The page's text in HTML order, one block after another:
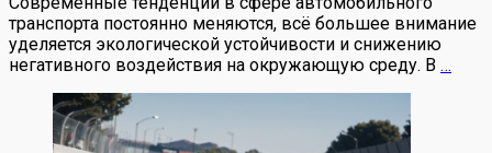
транспорта постоянно меняются, всё большее внимание
уделяется экологической устойчивости и снижению
негативного воздействия на окружающую среду. В …